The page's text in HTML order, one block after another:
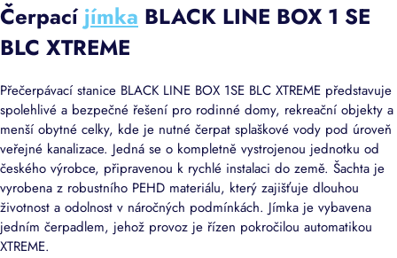
Čerpací jímka BLACK LINE BOX 1 SE
BLC XTREME
Přečerpávací stanice BLACK LINE BOX 1SE BLC XTREME představuje
spolehlivé a bezpečné řešení pro rodinné domy, rekreační objekty a
menší obytné celky, kde je nutné čerpat splaškové vody pod úroveň
veřejné kanalizace. Jedná se o kompletně vystrojenou jednotku od
českého výrobce, připravenou k rychlé instalaci do země. Šachta je
vyrobena z robustního PEHD materiálu, který zajišťuje dlouhou
životnost a odolnost v náročných podmínkách. Jímka je vybavena
jedním čerpadlem, jehož provoz je řízen pokročilou automatikou
XTREME.